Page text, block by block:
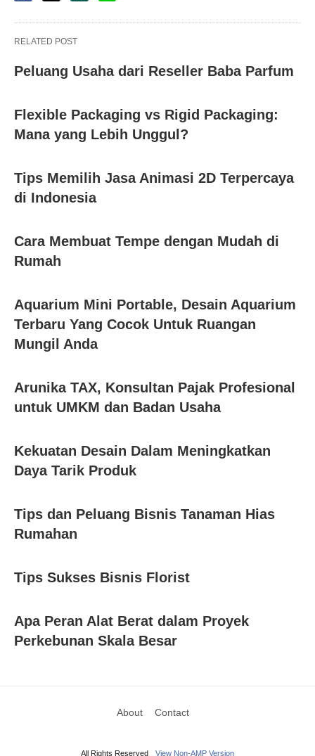
RELATED POST
Peluang Usaha dari Reseller Baba Parfum
Flexible Packaging vs Rigid Packaging:
Mana yang Lebih Unggul?
Tips Memilih Jasa Animasi 2D Terpercaya
di Indonesia
Cara Membuat Tempe dengan Mudah di
Rumah
Aquarium Mini Portable, Desain Aquarium
Terbaru Yang Cocok Untuk Ruangan
Mungil Anda
Arunika TAX, Konsultan Pajak Profesional
untuk UMKM dan Badan Usaha
Kekuatan Desain Dalam Meningkatkan
Daya Tarik Produk
Tips dan Peluang Bisnis Tanaman Hias
Rumahan
Tips Sukses Bisnis Florist
Apa Peran Alat Berat dalam Proyek
Perkebunan Skala Besar
About Contact
All Rights Reserved View Non-AMP Version